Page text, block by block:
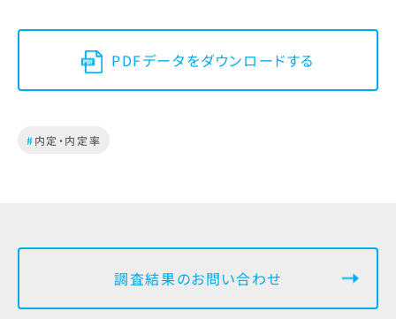
PDFデータをダウンロードする
#内定・内定率
調査結果のお問い合わせ